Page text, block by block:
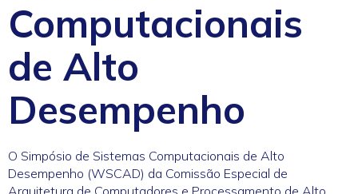
Computacionais
de Alto
Desempenho
O Simpósio de Sistemas Computacionais de Alto
Desempenho (WSCAD) da Comissão Especial de
Arquitetura de Computadores e Processamento de Alto